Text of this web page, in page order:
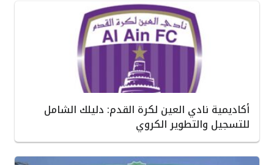
أكاديمية نادي العين لكرة القدم: دليلك الشامل
للتسجيل والتطوير الكروي